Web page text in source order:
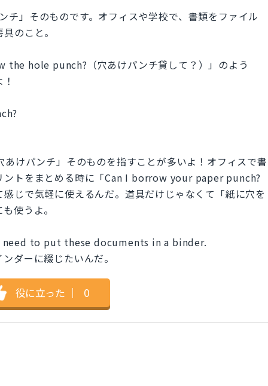
チ」そのものです。オフィスや学校で、書類をファイル
のこと。
the hole punch?（穴あけパンチ貸して？）」のよう
けパンチ」そのものを指すことが多いよ！オフィスで書
ントをまとめる時に「Can I borrow your paper punch?
感じで気軽に使えるんだ。道具だけじゃなくて「紙に穴を
使うよ。
to put these documents in a binder.
ダーに綴じたいんだ。
役に立った ｜ 0